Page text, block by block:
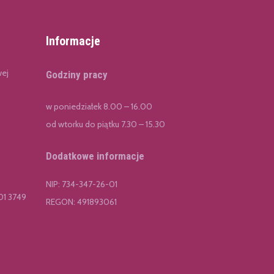
3749
Informacje
Godziny pracy
w poniedziałek 8.00 – 16.00
od wtorku do piątku 7.30 – 15.30
Dodatkowe informacje
NIP: 734-347-26-01
REGON: 491893061